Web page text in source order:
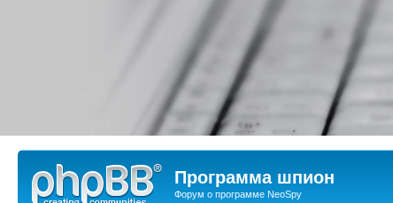
Программа шпион
Форум о программе NeoSpy